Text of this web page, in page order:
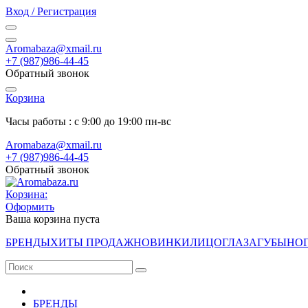
Вход / Регистрация
Aromabaza@xmail.ru
+7 (987)986-44-45
Обратный звонок
Корзина
Часы работы : с 9:00 до 19:00 пн-вс
Aromabaza@xmail.ru
+7 (987)986-44-45
Обратный звонок
Корзина:
Оформить
Ваша корзина пуста
БРЕНДЫХИТЫ ПРОДАЖНОВИНКИЛИЦОГЛАЗАГУБЫ
БРЕНДЫ